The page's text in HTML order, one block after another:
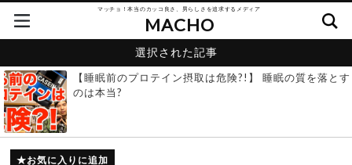
マッチョ！本当のカッコ良さ、男らしさを追求するメディア
MACHO
選択された記事
【睡眠前のプロテイン摂取は危険?!】 睡眠の質を落とす
のは本当?
お気に入りに追加